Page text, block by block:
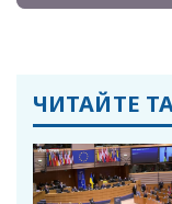
ЧИТАЙТЕ